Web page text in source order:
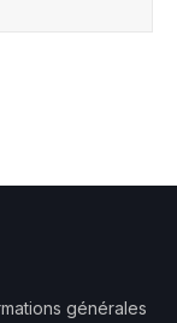
générales